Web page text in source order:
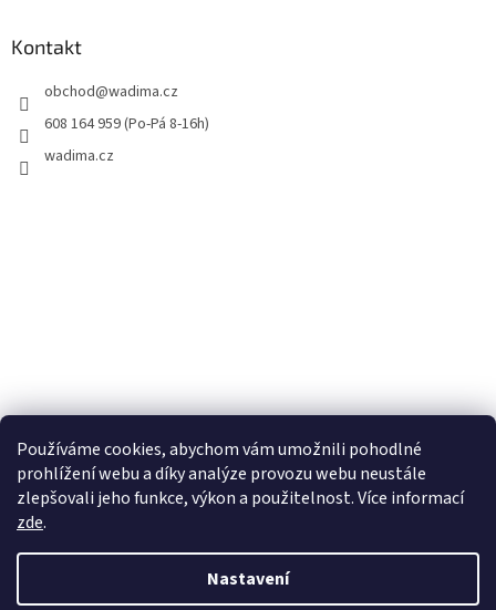
Používáme cookies, abychom vám umožnili pohodlné
prohlížení webu a díky analýze provozu webu neustále
zlepšovali jeho funkce, výkon a použitelnost. Více informací
zde.
Nastavení
Kontakt
obchod@wadima.cz
608 164 959 (Po-Pá 8-16h)
wadima.cz